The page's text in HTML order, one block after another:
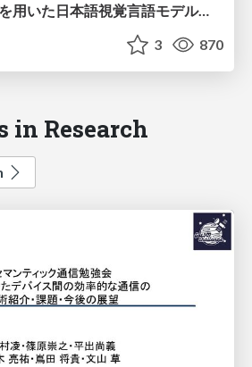
大規模言語モデルを用いた日本語視覚言語モデルの評価方法とベースラインモデルの提案 【MIRU 2024】
3 870
in Research